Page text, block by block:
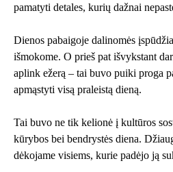
pamatyti detales, kurių dažnai
Dienos pabaigoje dalinomės
išmokome. O prieš pat išvykstant
aplink ežerą – tai buvo puiki proga
apmąstyti visą praleistą dieną.
Tai buvo ne tik kelionė į kultūros
kūrybos bei bendrystės diena.
dėkojame visiems, kurie padėjo ją